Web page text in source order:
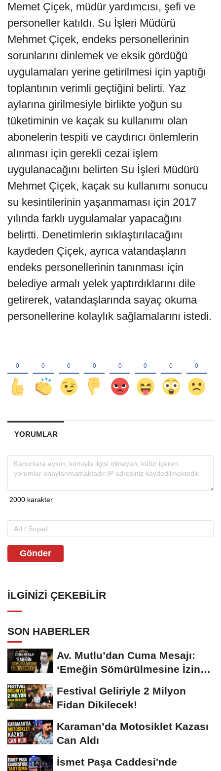
Memet Çiçek, müdür yardımcısı, şefi ve
personeller katıldı. Su İşleri Müdürü
Mehmet Çiçek, endeks personellerinin
sorunlarını dinlemek ve eksik gördüğü
uygulamaları yerine getirilmesi için yaptığı
toplantının verimli geçtiğini belirti. Yaz
aylarına girilmesiyle birlikte yoğun su
tüketiminin ve kaçak su kullanımı olan
abonelerin tespiti ve caydırıcı önlemlerin
alınması için gerekli cezai işlem
uygulanacağını belirten Su İşleri Müdürü
Mehmet Çiçek, kaçak su kullanımı sonucu
su kesintilerinin yaşanmaması için 2017
yılında farklı uygulamalar yapacağını
belirtti. Denetimlerin sıklaştırılacağını
kaydeden Çiçek, ayrıca vatandaşların
endeks personellerinin tanınması için
belediye armalı yelek yaptırdıklarını dile
getirerek, vatandaşlarında sayaç okuma
personellerine kolaylık sağlamalarını istedi.
YORUMLAR
Gönder
İLGINIZI ÇEKEBILIR
SON HABERLER
Av. Mutlu’dan Cuma Mesajı:
‘Emeğin Sömürülmesine İzin
Festival Geliriyle 2 Milyon
Fidan Dikilecek!
Karaman’da Motosiklet Kazası
Can Aldı
İsmet Paşa Caddesi'nde